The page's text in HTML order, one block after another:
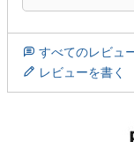
すべてのレビュ
レビューを書く